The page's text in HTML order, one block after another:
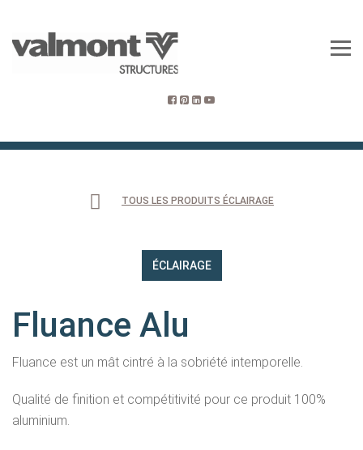
TOUS LES PRODUITS ÉCLAIRAGE
ÉCLAIRAGE
Fluance Alu
Fluance est un mât cintré à la sobriété intemporelle.
Qualité de finition et compétitivité pour ce produit 100%
aluminium.